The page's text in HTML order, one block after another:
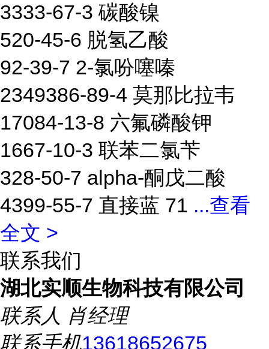
3333-67-3 碳酸镍
520-45-6 脱氢乙酸
92-39-7 2-氯吩噻嗪
2349386-89-4 莫那比拉韦
17084-13-8 六氟磷酸钾
1667-10-3 联苯二氯苄
328-50-7 alpha-酮戊二酸
4399-55-7 直接蓝 71 ...查看
全文 >
联系我们
湖北实顺生物科技有限公司
联系人 肖经理
联系手机13618652675